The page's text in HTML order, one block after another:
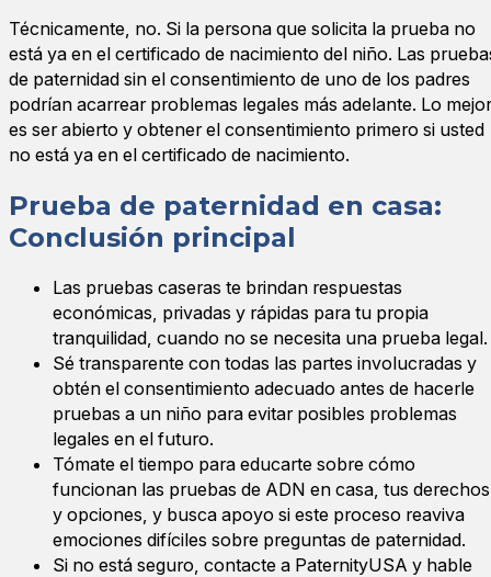
Técnicamente, no. Si la persona que solicita la prueba no
está ya en el certificado de nacimiento del niño. Las
de paternidad sin el consentimiento de uno de los padres
podrían acarrear problemas legales más adelante. Lo mejor
es ser abierto y obtener el consentimiento primero si usted
no está ya en el certificado de nacimiento.
Prueba de paternidad en casa:
Conclusión principal
Las pruebas caseras te brindan respuestas
económicas, privadas y rápidas para tu propia
tranquilidad, cuando no se necesita una prueba legal.
Sé transparente con todas las partes involucradas y
obtén el consentimiento adecuado antes de hacerle
pruebas a un niño para evitar posibles problemas
legales en el futuro.
Tómate el tiempo para educarte sobre cómo
funcionan las pruebas de ADN en casa, tus derechos
y opciones, y busca apoyo si este proceso reaviva
emociones difíciles sobre preguntas de paternidad.
Si no está seguro, contacte a PaternityUSA y hable